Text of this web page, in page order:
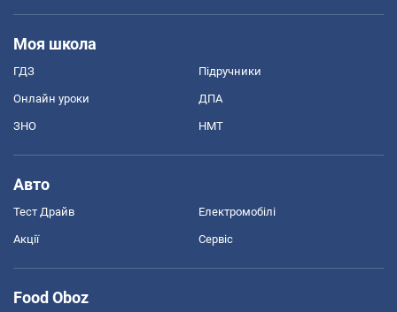
Моя школа
ГДЗ Підручники
Онлайн уроки ДПА
ЗНО НМТ
Авто
Тест Драйв Електромобілі
Акції Сервіс
Food Oboz